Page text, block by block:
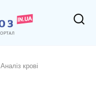
Аналіз крові